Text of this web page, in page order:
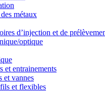
métaux
d’injection et de
optique
et entrainements
et vannes
et flexibles